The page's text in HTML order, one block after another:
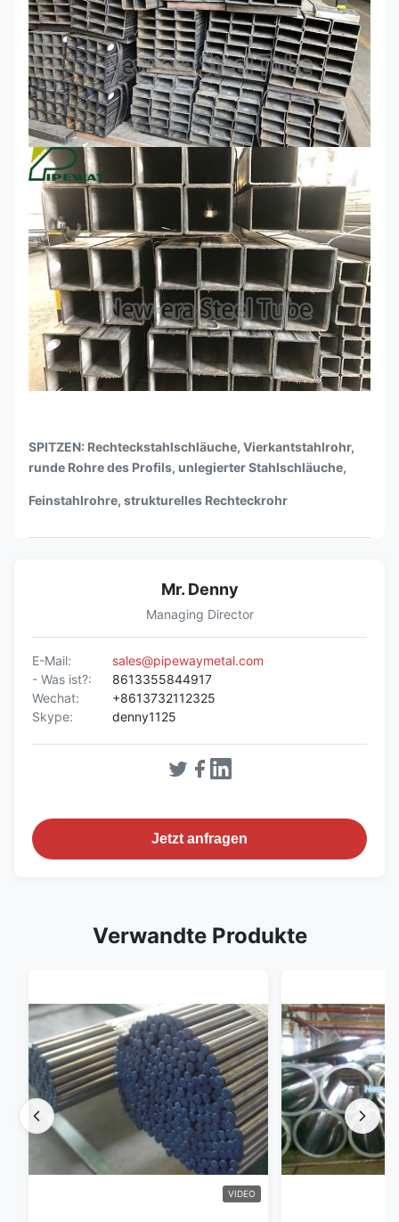
Grad A Grad B
Grad
C
Grad
D
Dehnfestigkeit,
Minute, P/in
[MPa]
45000
[310]
58000
[400]
62000
[425]
58000
[400]
Streckgrenze,
Minute, P/in
[MPa]
33000
[230]
42000
[290]
46000
[315]
36000
[250]
Verlängerung
in 2 Zoll. [50
Millimeter],
min%
25 23 21 23
SPITZEN: Rechteckstahlschläuche, Vierkantstahlrohr,
runde Rohre des Profils, unlegierter Stahlschläuche,
Feinstahlrohre, strukturelles Rechteckrohr
Mr. Denny
Managing Director
E-Mail:
sales@pipewaymetal.com
- Was ist?:
8613355844917
Wechat:
+8613732112325
Skype:
denny1125
Jetzt anfragen
Verwandte Produkte
VIDEO